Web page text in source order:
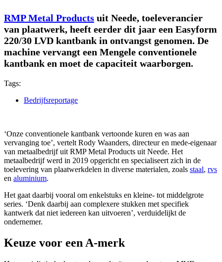
RMP Metal Products uit Neede, toeleverancier
van plaatwerk, heeft eerder dit jaar een Easyform
220/30 LVD kantbank in ontvangst genomen. De
machine vervangt een Mengele conventionele
kantbank en moet de capaciteit waarborgen.
Tags:
Bedrijfsreportage
‘Onze conventionele kantbank vertoonde kuren en was aan
vervanging toe’, vertelt Rody Waanders, directeur en mede-eigenaar
van metaalbedrijf uit RMP Metal Products uit Neede. Het
metaalbedrijf werd in 2019 opgericht en specialiseert zich in de
toelevering van plaatwerkdelen in diverse materialen, zoals staal, rvs
en aluminium.
Het gaat daarbij vooral om enkelstuks en kleine- tot middelgrote
series. ‘Denk daarbij aan complexere stukken met specifiek
kantwerk dat niet iedereen kan uitvoeren’, verduidelijkt de
ondernemer.
Keuze voor een A-merk